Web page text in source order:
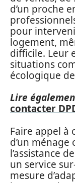
d’un proche
pour
logement,
difficile. Leur
situations
écologique
Lire
contacter
Faire appel à
d’un
l’assistance
un service
mesure